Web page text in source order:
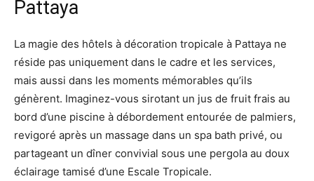
Pattaya
La magie des hôtels à décoration tropicale à Pattaya ne
réside pas uniquement dans le cadre et les services,
mais aussi dans les moments mémorables qu’ils
génèrent. Imaginez-vous sirotant un jus de fruit frais au
bord d’une piscine à débordement entourée de palmiers,
revigoré après un massage dans un spa bath privé, ou
partageant un dîner convivial sous une pergola au doux
éclairage tamisé d’une Escale Tropicale.